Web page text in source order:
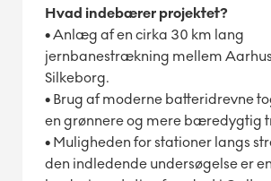
Hvad indebærer projektet?
•Anlæg af en cirka 30 km lang
jernbanestrækning mellem
Silkeborg.
• Brug af moderne batteridrevne
en grønnere og mere bæredygtig
• Muligheden for stationer langs
den indledende undersøgelse er